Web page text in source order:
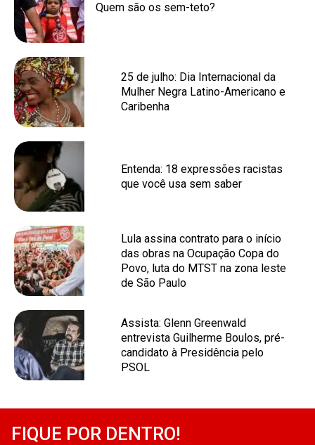
Quem são os sem-teto?
25 de julho: Dia Internacional da
Mulher Negra Latino-Americano e
Caribenha
Entenda: 18 expressões racistas
que você usa sem saber
Lula assina contrato para o início
das obras na Ocupação Copa do
Povo, luta do MTST na zona leste
de São Paulo
Assista: Glenn Greenwald
entrevista Guilherme Boulos, pré-
candidato à Presidência pelo
PSOL
FIQUE POR DENTRO!